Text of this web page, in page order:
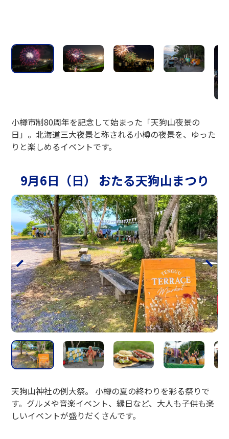
小樽市制80周年を記念して始まった「天狗山夜景の
日」。北海道三大夜景と称される小樽の夜景を、ゆった
りと楽しめるイベントです。
9月6日（日） おたる天狗山まつり
天狗山神社の例大祭。 小樽の夏の終わりを彩る祭りで
す。グルメや音楽イベント、縁日など、大人も子供も楽
しいイベントが盛りだくさんです。